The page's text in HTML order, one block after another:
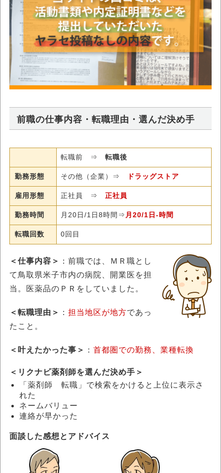
前職の仕事内容・転職理由・選んだ決め手
転職前 ⇒ 転職後
勤務形態 その他（企業）⇒ ドラッグストア
雇用形態 正社員 ⇒ 正社員
勤務時間 月20日/1日8時間⇒ 月20/1日-時間
転職回数 0回目
＜仕事内容＞
：前職では、ＭＲ職とし
て鳥取県米子市内の病院、開業医を担
当。医薬品のＰＲをしていました。
＜転職理由＞ ： 担当地区が地方であっ
たこと。
＜叶えたかった事＞ ： 首都圏での勤務、業種転換
＜ リクナビ薬剤師を選んだ決め手 ＞
「薬剤師 転職」で検索をかけると上位に表示さ
れた
ネームバリュー
連絡が早かった
面談した感想とアドバイス